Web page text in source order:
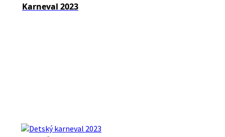
Karneval 2023